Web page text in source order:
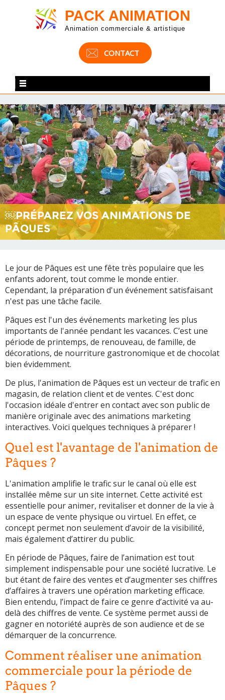
PACK ANIMATION
Animation commerciale & artistique
CONTACT
￼PRÉPAREZ VOS ANIMATIONS DE
PÂQUES
Le jour de Pâques est une fête très populaire que les
enfants adorent, tout comme le monde entier.
Cependant, la préparation d'un événement satisfaisant
n'est pas une tâche facile.
Pâques est l'un des événements marketing les plus
importants de l'année pendant les vacances. C’est une
période de printemps, de renouveau, de famille, de
décorations, de nourriture gastronomique et de chocolat
bien évidemment.
De plus, l'animation de Pâques est un vecteur de trafic en
magasin, de relation client et de ventes. C'est donc
l'occasion idéale d'entrer en contact avec son public de
manière originale avec des animations marketing
interactives. Voici quelques techniques à préparer !
Quel est l'avantage de l'animation de
Pâques ?
L'animation amplifie le trafic sur le canal où elle est
installée même sur un site internet. Cette activité est
essentielle pour animer, revitaliser et donner de la vie à
un espace de vente physique ou virtuel. En effet, ce
concept permet non seulement d’avoir de la visibilité,
mais également d’attirer du public.
En période de Pâques, faire de l’animation est tout
simplement indispensable pour une société lucrative. Le
but étant de faire des ventes et d’augmenter ses chiffres
d’affaires à travers une opération marketing efficace.
Bien entendu, l’impact de faire ce genre d’activité va au-
delà des chiffres de vente. Ce système permet aussi de
gagner en notoriété auprès de son audience et de se
démarquer de la concurrence.
Comment réaliser une animation
commerciale pour la période de
Pâques ?